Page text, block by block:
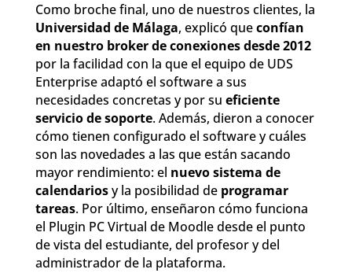
Como broche final, uno de nuestros clientes, la
Universidad de Málaga, explicó queconfían
en nuestro broker de conexiones desde 2012
por la facilidad con la que el equipo de UDS
Enterprise adaptó el software a sus
necesidades concretas y por su eficiente
servicio de soporte. Además, dieron a conocer
cómo tienen configurado el software y cuáles
son las novedades a las que están sacando
mayor rendimiento: el nuevo sistema de
calendariosy la posibilidad de programar
tareas. Por último, enseñaron cómo funciona
el Plugin PC Virtual de Moodle desde el punto
de vista del estudiante, del profesor y del
administrador de la plataforma.